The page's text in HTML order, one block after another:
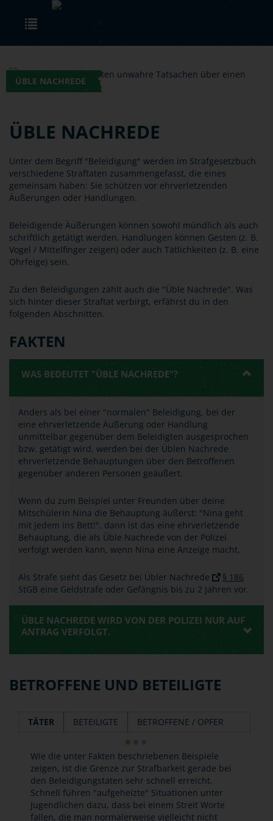
Skip to main content
ÜBLE NACHREDE
ÜBLE NACHREDE
Unter dem Begriff "Beleidigung" werden im Strafgesetzbuch
verschiedene Straftaten zusammengefasst, die eines
gemeinsam haben: Sie schützen vor ehrverletzenden
Äußerungen oder Handlungen.
Beleidigende Äußerungen können sowohl mündlich als auch
schriftlich getätigt werden. Handlungen können Gesten (z. B.
Vogel / Mittelfinger zeigen) oder auch Tätlichkeiten (z. B. eine
Ohrfeige) sein.
Zu den Beleidigungen zählt auch die "Üble Nachrede". Was
sich hinter dieser Straftat verbirgt, erfährst du in den
folgenden Abschnitten.
FAKTEN
WAS BEDEUTET "ÜBLE NACHREDE"?
Anders als bei einer "normalen" Beleidigung, bei der
eine ehrverletzende Äußerung oder Handlung
unmittelbar gegenüber dem Beleidigten ausgesprochen
bzw. getätigt wird, werden bei der Üblen Nachrede
ehrverletzende Behauptungen über den Betroffenen
gegenüber anderen Personen geäußert.
Wenn du zum Beispiel unter Freunden über deine
Mitschülerin Nina die Behauptung äußerst: "Nina geht
mit jedem ins Bett!", dann ist das eine ehrverletzende
Behauptung, die als Üble Nachrede von der Polizei
verfolgt werden kann, wenn Nina eine Anzeige macht.
Als Strafe sieht das Gesetz bei Übler Nachrede
§ 186
StGB eine Geldstrafe oder Gefängnis bis zu 2 Jahren vor.
ÜBLE NACHREDE WIRD VON DER POLIZEI NUR AUF
ANTRAG VERFOLGT.
BETROFFENE UND BETEILIGTE
TÄTER BETEILIGTE BETROFFENE / OPFER
Wie die unter Fakten beschriebenen Beispiele
zeigen, ist die Grenze zur Strafbarkeit gerade bei
den Beleidigungstaten sehr schnell erreicht.
Schnell führen "aufgeheizte" Situationen unter
Jugendlichen dazu, dass bei einem Streit Worte
fallen, die man normalerweise vielleicht nicht